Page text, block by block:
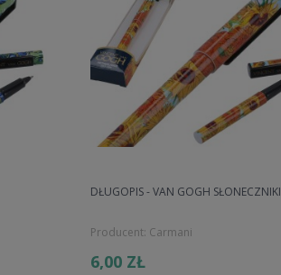
DŁUGOPIS - VAN GOGH SŁONECZNIKI
Producent: Carmani
6,00 ZŁ